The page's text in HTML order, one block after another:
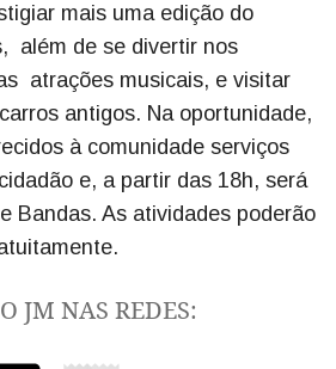
mais uma edição do
além de se divertir nos
atrações musicais, e visitar
antigos. Na oportunidade,
à comunidade serviços
e, a partir das 18h, será
Bandas. As atividades poderão
JM NAS REDES: